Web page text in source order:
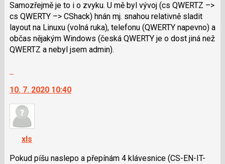
pro
následující
a
P
pro
názor
Samozřejmě je to i o zvyku. U mě byl vývoj (cs QWERTZ –>
cs QWERTY –> CShack) hnán mj. snahou relativně sladit
layout na Linuxu (volná ruka), telefonu (QWERTY napevno) a
občas nějakým Windows (česká QWERTY je o dost jiná než
QWERTZ a nebyl jsem admin).
další
nový
názor.
navigaci
lze
použít
10. 7. 2020 10:40
xls
Pokud píšu naslepo a přepínám 4 klávesnice (CS-EN-IT-